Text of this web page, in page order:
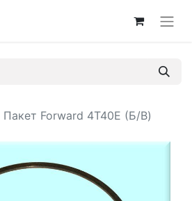
Пакет Forward 4T40E (Б/В)